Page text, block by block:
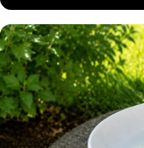
Bahçesi
meyveleri
son
gösterilen